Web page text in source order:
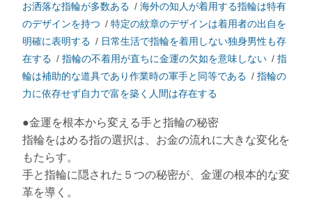
お洒落な指輪が多数ある / 海外の知人が着用する指輪は特有
のデザインを持つ / 特定の紋章のデザインは着用者の出自を
明確に表明する / 日常生活で指輪を着用しない独身男性も存
在する / 指輪の不着用が直ちに金運の欠如を意味しない / 指
輪は補助的な道具であり作業時の軍手と同等である / 指輪の
力に依存せず自力で富を築く人間は存在する
●金運を根本から変える手と指輪の秘密
指輪をはめる指の選択は、お金の流れに大きな変化を
もたらす。
手と指輪に隠された５つの秘密が、金運の根本的な変
革を導く。